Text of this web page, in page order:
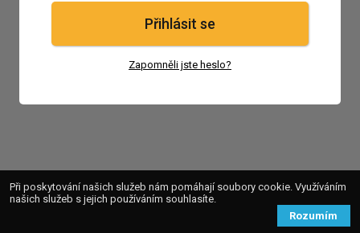
Přihlásit se
Zapomněli jste heslo?
Při poskytování našich služeb nám pomáhají soubory cookie. Využíváním
našich služeb s jejich používáním souhlasíte.
Rozumím